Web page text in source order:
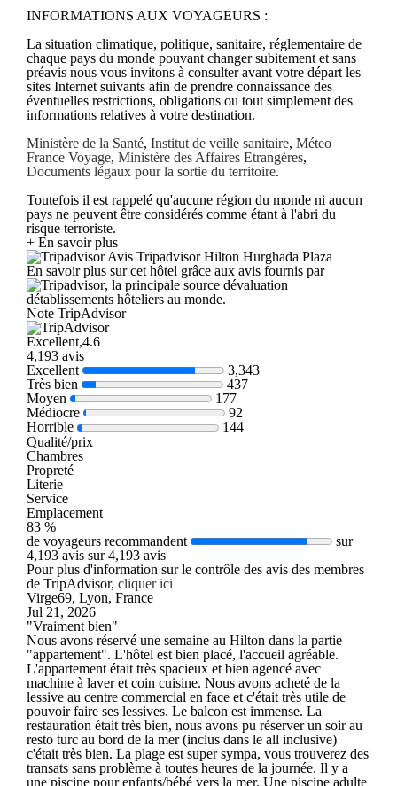
INFORMATIONS AUX VOYAGEURS :
La situation climatique, politique, sanitaire, réglementaire de
chaque pays du monde pouvant changer subitement et sans
préavis nous vous invitons à consulter avant votre départ les
sites Internet suivants afin de prendre connaissance des
éventuelles restrictions, obligations ou tout simplement des
informations relatives à votre destination.
Ministère de la Santé, Institut de veille sanitaire, Méteo
France Voyage, Ministère des Affaires Etrangères,
Documents légaux pour la sortie du territoire.
Toutefois il est rappelé qu'aucune région du monde ni aucun
pays ne peuvent être considérés comme étant à l'abri du
risque terroriste.
+ En savoir plus
Avis Tripadvisor Hilton Hurghada Plaza
En savoir plus sur cet hôtel grâce aux avis fournis par
, la principale source dévaluation
détablissements hôteliers au monde.
Note TripAdvisor
Excellent,4.6
4,193 avis
Excellent
3,343
Très bien
437
Moyen
177
Médiocre
92
Horrible
144
Qualité/prix
Chambres
Propreté
Literie
Service
Emplacement
83 %
de voyageurs recommandent
sur
4,193 avis sur 4,193 avis
Pour plus d'information sur le contrôle des avis des membres
de TripAdvisor, cliquer ici
Virge69, Lyon, France
Jul 21, 2026
"Vraiment bien"
Nous avons réservé une semaine au Hilton dans la partie
"appartement". L'hôtel est bien placé, l'accueil agréable.
L'appartement était très spacieux et bien agencé avec
machine à laver et coin cuisine. Nous avons acheté de la
lessive au centre commercial en face et c'était très utile de
pouvoir faire ses lessives. Le balcon est immense. La
restauration était très bien, nous avons pu réserver un soir au
resto turc au bord de la mer (inclus dans le all inclusive)
c'était très bien. La plage est super sympa, vous trouverez des
transats sans problème à toutes heures de la journée. Il y a
une piscine pour enfants/bébé vers la mer. Une piscine adulte